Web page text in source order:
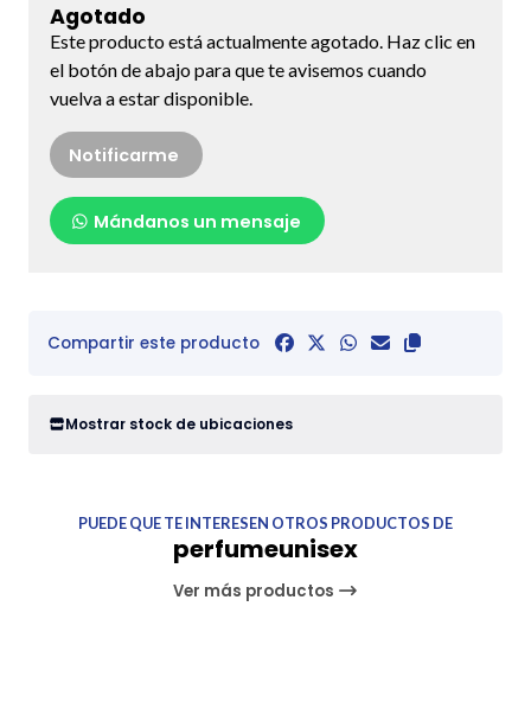
Agotado
Este producto está actualmente agotado. Haz clic en
el botón de abajo para que te avisemos cuando
vuelva a estar disponible.
Notificarme
Mándanos un mensaje
Compartir este producto
Mostrar stock de ubicaciones
PUEDE QUE TE INTERESEN OTROS PRODUCTOS DE
perfumeunisex
Ver más productos